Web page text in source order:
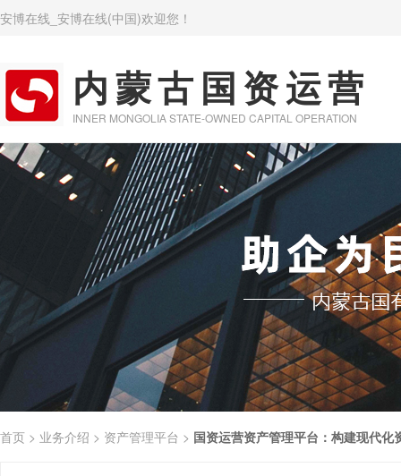
安博在线_安博在线(中国)欢迎您！
内蒙古国资运营
INNER MONGOLIA STATE-OWNED CAPITAL OPERATION
首页 > 业务介绍 > 资产管理平台 > 国资运营资产管理平台：构建现代